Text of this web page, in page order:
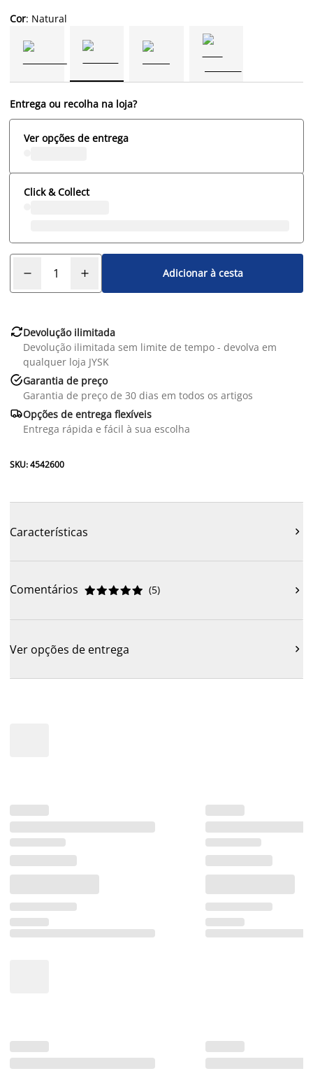
Cor: Natural
Entrega ou recolha na loja?
Ver opções de entrega
Click & Collect
Adicionar à cesta
Devolução ilimitada
Devolução ilimitada sem limite de tempo - devolva em
qualquer loja JYSK
Garantia de preço
Garantia de preço de 30 dias em todos os artigos
Opções de entrega flexíveis
Entrega rápida e fácil à sua escolha
SKU: 4542600
Características 
Comentários 




 (5) 
Ver opções de entrega 